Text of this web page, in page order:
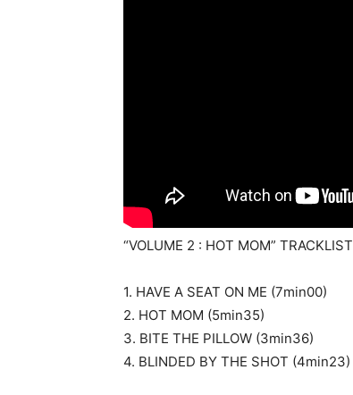
“VOLUME 2 : HOT MOM” TRACKLIST
1. HAVE A SEAT ON ME (7min00)
2. HOT MOM (5min35)
3. BITE THE PILLOW (3min36)
4. BLINDED BY THE SHOT (4min23)